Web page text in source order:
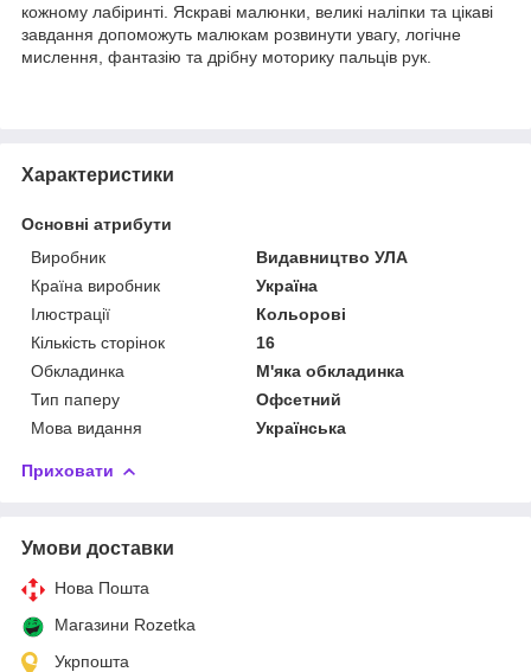
кожному лабіринті. Яскраві малюнки, великі наліпки та цікаві
завдання допоможуть малюкам розвинути увагу, логічне
мислення, фантазію та дрібну моторику пальців рук.
Характеристики
Основні атрибути
Виробник
Видавництво УЛА
Країна виробник
Україна
Ілюстрації
Кольорові
Кількість сторінок
16
Обкладинка
М'яка обкладинка
Тип паперу
Офсетний
Мова видання
Українська
Приховати
Умови доставки
Нова Пошта
Магазини Rozetka
Укрпошта